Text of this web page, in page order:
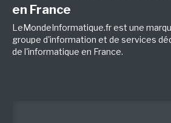
en France
LeMondeInformatique.fr est une
groupe d'information et de services
de l'informatique en France.